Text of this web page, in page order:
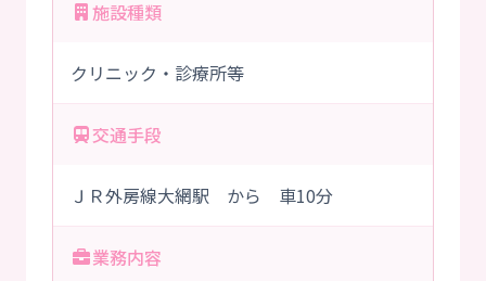
施設種類
クリニック・診療所等
交通手段
ＪＲ外房線大網駅 から 車10分
業務内容